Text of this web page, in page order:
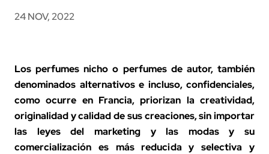
24 NOV, 2022
Losperfumes nicho o perfumes de autor, también
denominados alternativos e incluso, confidenciales,
como ocurre en Francia, priorizan la creatividad,
originalidad y calidad de sus creaciones, sin importar
las leyes del marketing y las modas y su
comercialización es más reducida y selectiva y